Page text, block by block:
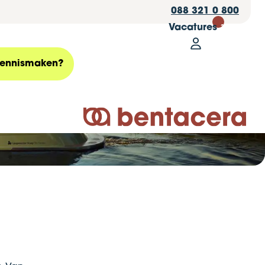
088 321 0 800
Vacatures 30
Mijn
Logo Bentacera